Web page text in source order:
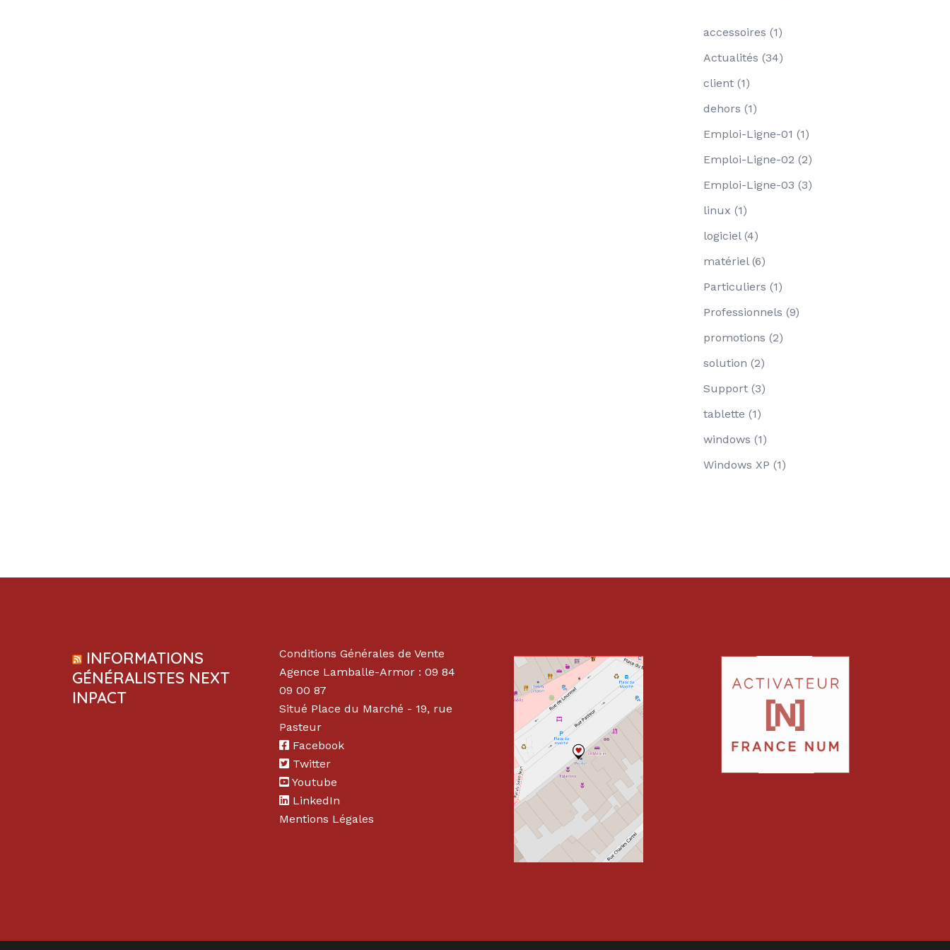
accessoires (1)
Actualités (34)
client(1)
dehors (1)
Emploi-Ligne-01 (1)
Emploi-Ligne-02 (2)
Emploi-Ligne-03 (3)
linux (1)
logiciel(4)
matériel(6)
Particuliers (1)
Professionnels (9)
promotions (2)
solution (2)
Support(3)
tablette (1)
windows (1)
Windows XP (1)
INFORMATIONS
GÉNÉRALISTES NEXT
INPACT
Conditions Générales de Vente
Agence Lamballe-Armor : 09 84
09 00 87
Situé Place du Marché - 19, rue
Pasteur
Facebook
Twitter
Youtube
LinkedIn
Mentions Légales